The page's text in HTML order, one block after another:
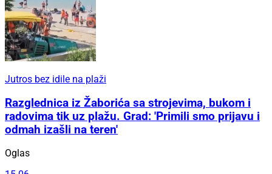
Jutros bez idile na plaži
Razglednica iz Žaborića sa strojevima, bukom i
radovima tik uz plažu. Grad: 'Primili smo prijavu i
odmah izašli na teren'
Oglas